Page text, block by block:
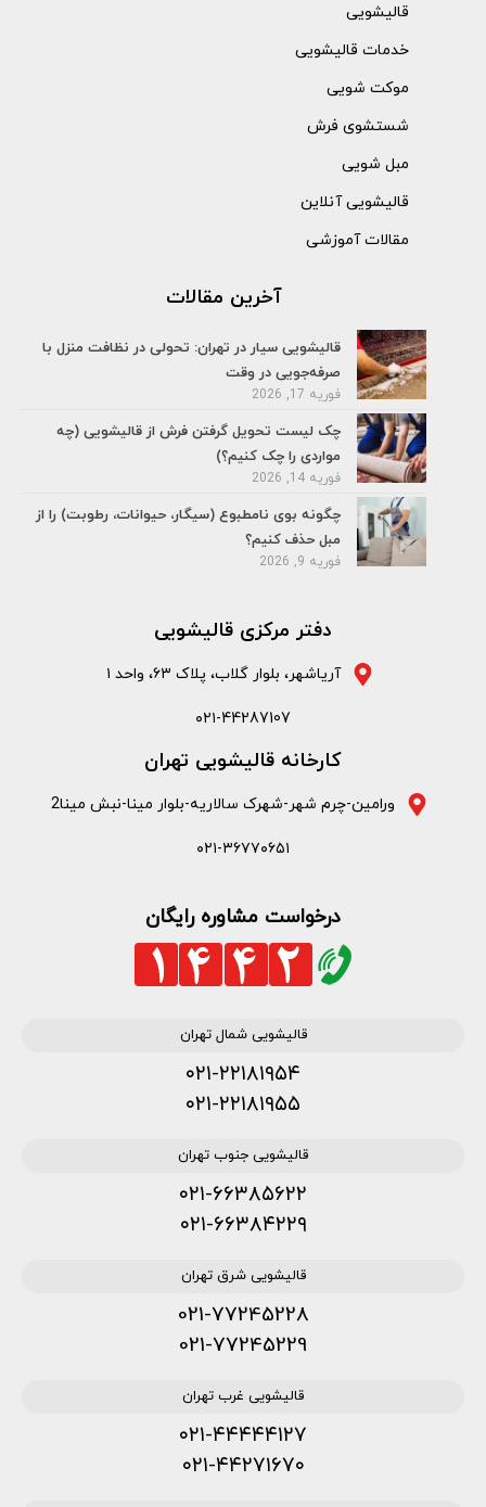
قالیشویی
خدمات قالیشویی
موکت شویی
شستشوی فرش
مبل شویی
قالیشویی آنلاین
مقالات آموزشی
آخرین مقالات
قالیشویی سیار در تهران: تحولی در نظافت منزل با
صرفه‌جویی در وقت
فوریه 17, 2026
چک لیست تحویل گرفتن فرش از قالیشویی (چه
مواردی را چک کنیم؟)
فوریه 14, 2026
چگونه بوی نامطبوع (سیگار، حیوانات، رطوبت) را از
مبل حذف کنیم؟
فوریه 9, 2026
دفتر مرکزی قالیشویی
آریاشهر، بلوار گلاب، پلاک ۶۳، واحد ۱
۰۲۱-44287107
کارخانه قالیشویی تهران
ورامین-چرم شهر-شهرک سالاریه-بلوار مینا-نبش مینا2
۰۲۱-۳۶۷۷۰۶۵۱
درخواست مشاوره رایگان
قالیشویی شمال تهران
۰۲۱-۲۲۱۸۱۹۵۴
۰۲۱-۲۲۱۸۱۹۵۵
قالیشویی جنوب تهران
۰۲۱-۶۶۳۸۵۶۲۲
۰۲۱-۶۶۳۸۴۲۲۹
قالیشویی شرق تهران
021-77245228
021-77245229
قالیشویی غرب تهران
۰۲۱-۴۴۴۴۴۱۲۷
۰۲۱-۴۴۲۷۱۶۷۰